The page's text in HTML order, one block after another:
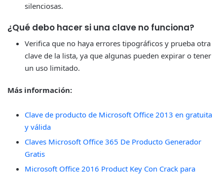
silenciosas.
¿Qué debo hacer si una clave no funciona?
Verifica que no haya errores tipográficos y prueba otra
clave de la lista, ya que algunas pueden expirar o tener
un uso limitado.
Más información:
Clave de producto de Microsoft Office 2013 en gratuita
y válida
Claves Microsoft Office 365 De Producto Generador
Gratis
Microsoft Office 2016 Product Key Con Crack para